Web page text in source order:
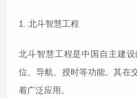
1. 北斗智慧工程
北斗智慧工程是中国自主建
位、导航、授时等功能。其在
着广泛应用。